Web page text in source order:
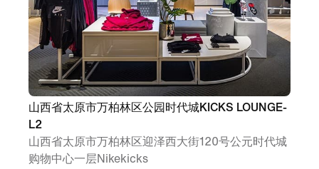
山西省太原市万柏林区公园时代城KICKS LOUNGE-
L2
山西省太原市万柏林区迎泽西大街120号公元时代城
购物中心一层Nikekicks